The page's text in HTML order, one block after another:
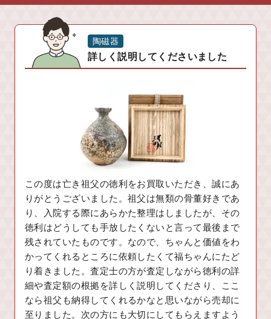
陶磁器
詳しく説明してくださいました
この度は亡き祖父の徳利をお買取いただき、誠にあ
りがとうございました。祖父は無類の骨董好きであ
り、入院する際にあらかた整理はしましたが、その
徳利はどうしても手放したくないと言って最後まで
残されていたものです。なので、ちゃんと価値をわ
かってくれるところに依頼したくて福ちゃんにたど
り着きました。査定士の方が査定しながら徳利の詳
細や査定額の根拠を詳しく説明してくださり、ここ
なら祖父も納得してくれるかなと思いながら売却に
至りました。次の方にも大切にしてもらえますよう